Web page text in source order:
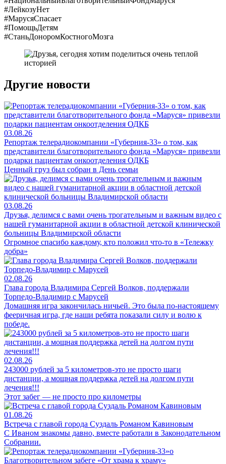
#ЛейкозуНет
#МарусяСпасает
#ПомощьДетям
#СтаньДоноромКостногоМозга
Другие новости
03.08.26
Репортаж телерадиокомпании «Губерния-33» о том, как
представители благотворительного фонда «Маруся» привезли
подарки пациентам онкоотделения ОДКБ
Ценный груз был собран в День семьи
03.08.26
Друзья, делимся с вами очень трогательным и важным видео с
нашей гуманитарной акции в областной детской клинической
больницы Владимирской области
Огромное спасибо каждому, кто положил что-то в «Тележку
добра»
02.08.26
Глава города Владимира Сергей Волков, поддержали
Торпедо-Владимир с Марусей
Домашняя игра закончилась ничьей. Это была по-настоящему
фееричная игра, где наши ребята показали силу и волю к
победе.
02.08.26
243000 рублей за 5 километров-это не просто шаги
дистанции, а мощная поддержка детей на долгом пути
лечения!!!
Этот забег — не просто про километры
01.08.26
Встреча с главой города Суздаль Романом Кавиновым
С Иваном знакомы давно, вместе работали в Законодательном
Собрании.